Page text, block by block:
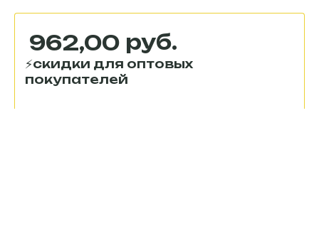
962,00 руб.